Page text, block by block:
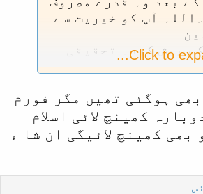
آپ کو خیریت سے
پیش کردہ تحقیقی
محسوس ہو رہی ہے۔
Click to
ہوگئی تھیں مگر فورم
کھینچ لائی اسلام
بھی کھینچ لائیگی ان شا ء